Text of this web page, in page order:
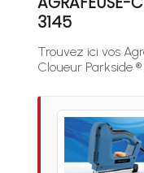
3145
Trouvez ici vos
Cloueur Parkside ®